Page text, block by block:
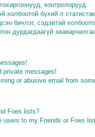
контролорууд
холбоотой бүхий л
бичлэг, сэдэвтай
дурдагдаагүй
private messages!
or abusive email from
Foes lists?
users to my Friends or Foes